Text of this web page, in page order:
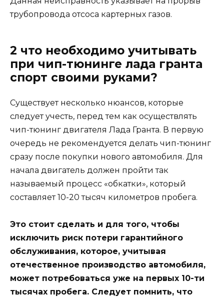
трубопровода отсоса картерных газов.
2 что необходимо учитывать
при чип-тюнинге лада гранта
спорт своими руками?
Существует несколько нюансов, которые
следует учесть, перед тем как осуществлять
чип-тюнинг двигателя Лада Гранта. В первую
очередь не рекомендуется делать чип-тюнинг
сразу после покупки нового автомобиля. Для
начала двигатель должен пройти так
называемый процесс «обкатки», который
составляет 10-20 тысяч километров пробега.
Это стоит сделать и для того, чтобы
исключить риск потери гарантийного
обслуживания, которое, учитывая
отечественное производство автомобиля,
может потребоваться уже на первых 10-ти
тысячах пробега. Следует помнить, что